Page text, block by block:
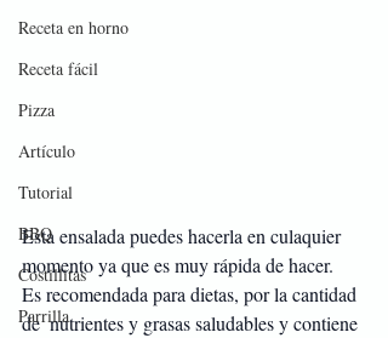
Receta en horno
Receta fácil
Pizza
Artículo
Tutorial
BBQ
Costillitas
Parrilla
Esta ensalada puedes hacerla en culaquier
momento ya que es muy rápida de hacer.
Es recomendada para dietas, por la cantidad
de  nutrientes y grasas saludables y contiene